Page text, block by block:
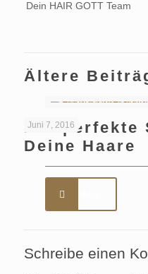
Dein HAIR GOTT Team
Ältere
Juni 7, 2016
Der perfekte
Deine Haare
Schreibe einen